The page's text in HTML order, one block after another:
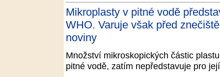
Mikroplasty v pitné vodě
WHO. Varuje však před
noviny
Množství mikroskopických částic
pitné vodě, zatím nepředstavuje pro